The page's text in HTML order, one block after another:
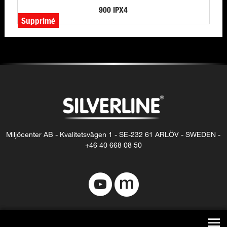
900 IPX4
Supprimé
Miljöcenter AB - Kvalitetsvägen 1 - SE-232 61 ARLÖV - SWEDEN -
+46 40 668 08 50